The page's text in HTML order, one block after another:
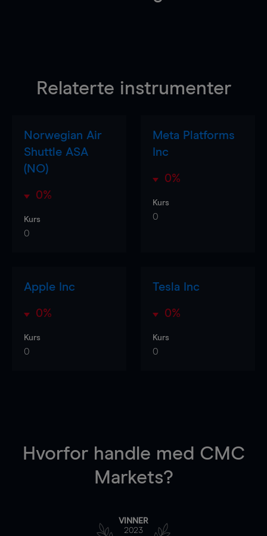
Relaterte instrumenter
Norwegian Air
Shuttle ASA
(NO)
0%
Kurs
0
Meta Platforms
Inc
0%
Kurs
0
Apple Inc
0%
Kurs
0
Tesla Inc
0%
Kurs
0
Hvorfor handle med CMC
Markets?
VINNER
2023